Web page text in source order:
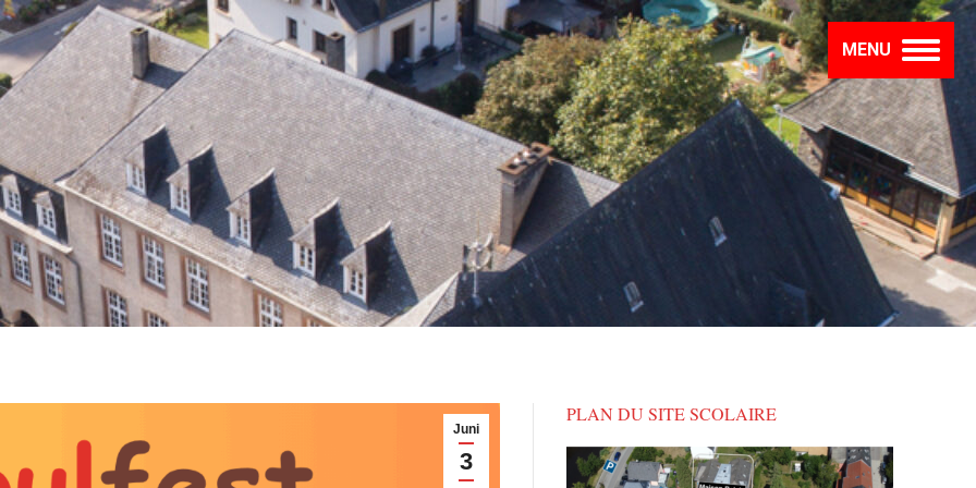
MENU
Juni
3
PLAN DU SITE SCOLAIRE